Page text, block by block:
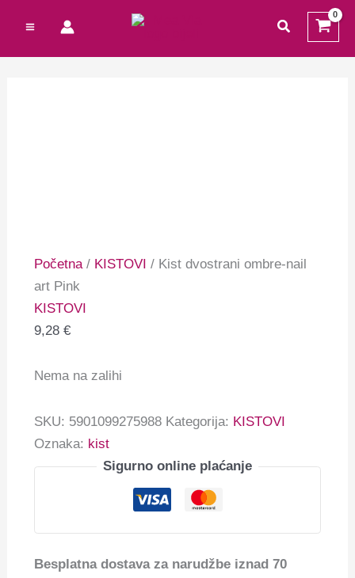
sadržaj
traži
Početna / KISTOVI / Kist dvostrani ombre-nail
art Pink
KISTOVI
9,28€
Nema na zalihi
SKU: 5901099275988 Kategorija: KISTOVI
Oznaka: kist
Sigurno online plaćanje
Besplatna dostava za narudžbe iznad 70
Total: